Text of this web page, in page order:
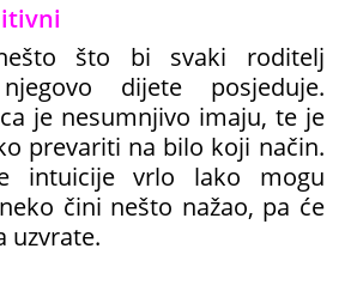
što bi svaki roditelj
dijete posjeduje.
je nesumnjivo imaju, te je
prevariti na bilo koji način.
intuicije vrlo lako mogu
čini nešto nažao, pa će
uzvrate.